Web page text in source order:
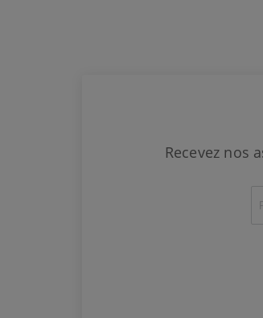
Recevez nos